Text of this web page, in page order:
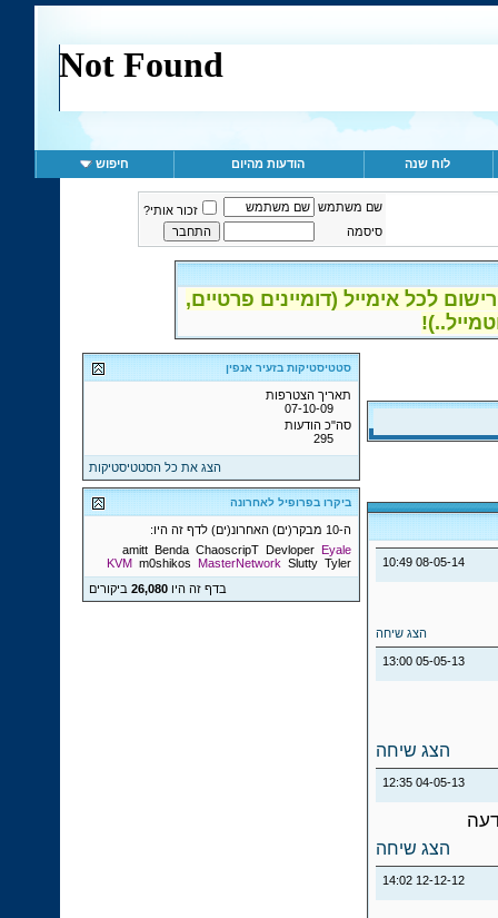
לוח שנה הודעות מהיום חיפוש
שם משתמש
זכור אותי?
סיסמה
לכל אימייל (דומיינים פרטיים,
08-05-14
10:49
הצג שיחה
05-05-13
13:00
הצג שיחה
04-05-13
12:35
הצג שיחה
12-12-12
14:02
סטטיסטיקות בזעיר אנפין
תאריך הצטרפות
07-10-09
סה"כ הודעות
295
הצג את כל הסטטיסטיקות
ביקרו בפרופיל לאחרונה
ה-10 מבקר(ים) האחרונ(ים) לדף זה היו:
amitt Benda ChaoscripT Devloper Eyale
KVM m0shikos MasterNetwork Slutty Tyler
בדף זה היו26,080 ביקורים